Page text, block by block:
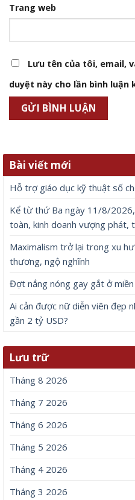
Trang web
Lưu tên của tôi, email,
duyệt này cho lần bình luận
Bài viết mới
Hỗ trợ giáo dục kỹ thuật số
Kể từ thứ Ba ngày 11/8/
toàn, kinh doanh vượng phát,
Maximalism trở lại trong xu
thương, ngộ nghĩnh
Đợt nắng nóng gay gắt ở
Ai cản được nữ diễn viên đẹp
gần 2 tỷ USD?
Lưu trữ
Tháng 8 2026
Tháng 7 2026
Tháng 6 2026
Tháng 5 2026
Tháng 4 2026
Tháng 3 2026